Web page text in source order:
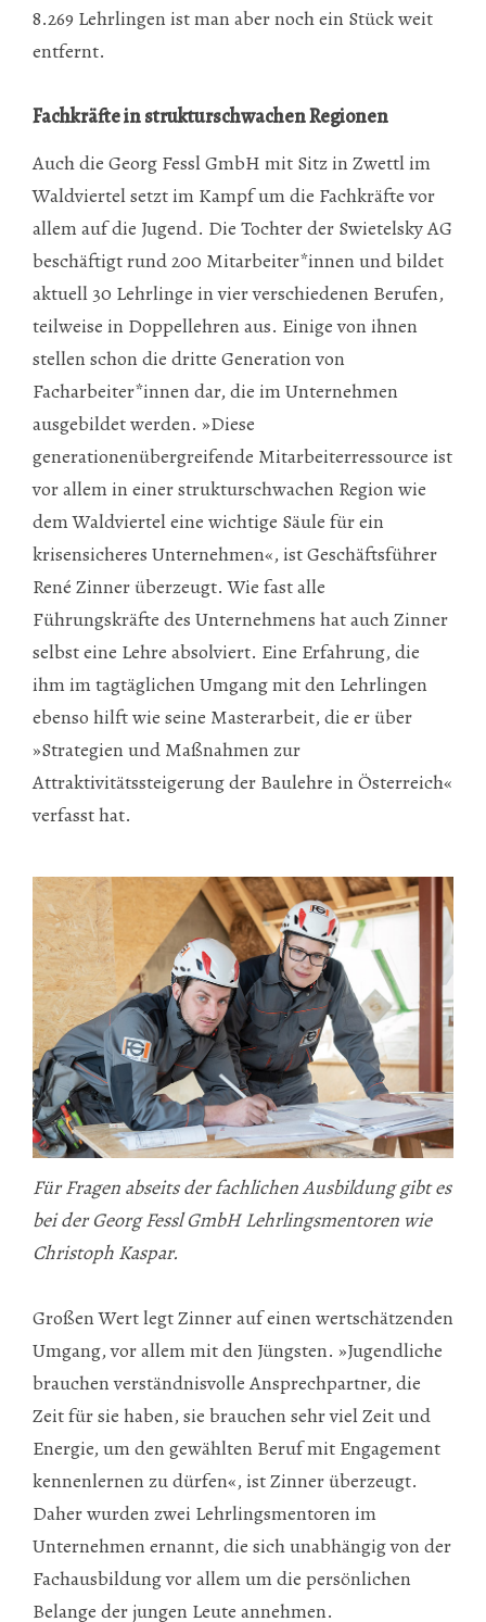
8.269 Lehrlingen ist man aber noch ein Stück weit
entfernt.
Fachkräfte in strukturschwachen Regionen
Auch die Georg Fessl GmbH mit Sitz in Zwettl im
Waldviertel setzt im Kampf um die Fachkräfte vor
allem auf die Jugend. Die Tochter der Swietelsky AG
beschäftigt rund 200 Mitarbeiter*innen und bildet
aktuell 30 Lehrlinge in vier verschiedenen Berufen,
teilweise in Doppellehren aus. Einige von ihnen
stellen schon die dritte Generation von
Facharbeiter*innen dar, die im Unternehmen
ausgebildet werden. »Diese
generationenübergreifende Mitarbeiterressource ist
vor allem in einer strukturschwachen Region wie
dem Waldviertel eine wichtige Säule für ein
krisensicheres Unternehmen«, ist Geschäftsführer
René Zinner überzeugt. Wie fast alle
Führungskräfte des Unternehmens hat auch Zinner
selbst eine Lehre absolviert. Eine Erfahrung, die
ihm im tagtäglichen Umgang mit den Lehrlingen
ebenso hilft wie seine Masterarbeit, die er über
»Strategien und Maßnahmen zur
Attraktivitätssteigerung der Baulehre in Österreich«
verfasst hat.
Für Fragen abseits der fachlichen Ausbildung gibt es
bei der Georg Fessl GmbH Lehrlingsmentoren wie
Christoph Kaspar.
Großen Wert legt Zinner auf einen wertschätzenden
Umgang, vor allem mit den Jüngsten. »Jugendliche
brauchen verständnisvolle Ansprechpartner, die
Zeit für sie haben, sie brauchen sehr viel Zeit und
Energie, um den gewählten Beruf mit Engagement
kennenlernen zu dürfen«, ist Zinner überzeugt.
Daher wurden zwei Lehrlingsmentoren im
Unternehmen ernannt, die sich unabhängig von der
Fachausbildung vor allem um die persönlichen
Belange der jungen Leute annehmen.